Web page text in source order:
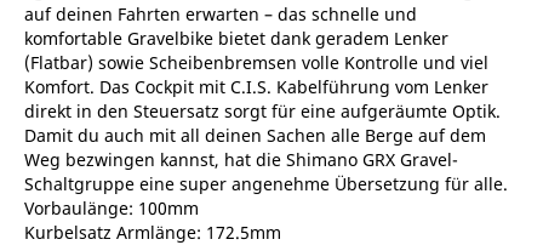
auf deinen Fahrten erwarten – das schnelle und
komfortable Gravelbike bietet dank geradem Lenker
(Flatbar) sowie Scheibenbremsen volle Kontrolle und viel
Komfort. Das Cockpit mit C.I.S. Kabelführung vom Lenker
direkt in den Steuersatz sorgt für eine aufgeräumte Optik.
Damit du auch mit all deinen Sachen alle Berge auf dem
Weg bezwingen kannst, hat die Shimano GRX Gravel-
Schaltgruppe eine super angenehme Übersetzung für alle.
Vorbaulänge: 100mm
Kurbelsatz Armlänge: 172.5mm